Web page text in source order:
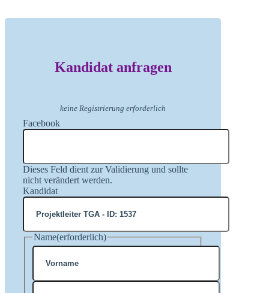
Kandidat anfragen
keine Registrierung erforderlich
Facebook
Dieses Feld dient zur Validierung und sollte
nicht verändert werden.
Kandidat
Name(erforderlich)
Vorname